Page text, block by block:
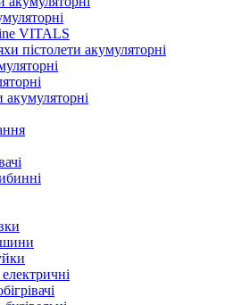
VITALS
пістолети акумуляторні